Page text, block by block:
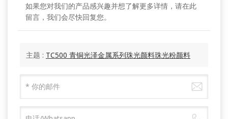
如果您对我们的产品感兴趣并想了解更多详情，请在此
留言，我们会尽快回复您。
主题 : TC500 青铜光泽金属系列珠光颜料珠光粉颜料